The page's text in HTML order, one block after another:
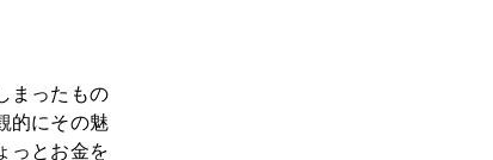
まったもの
的にその魅
っとお金を